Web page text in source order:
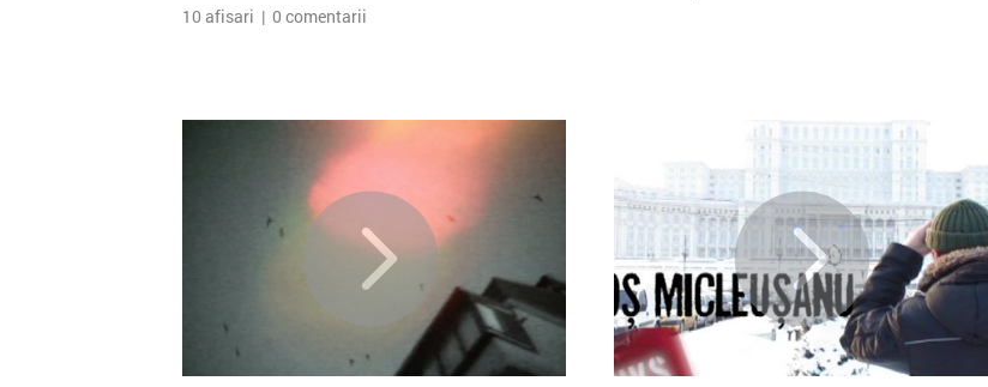
10 afisari | 0 comentarii